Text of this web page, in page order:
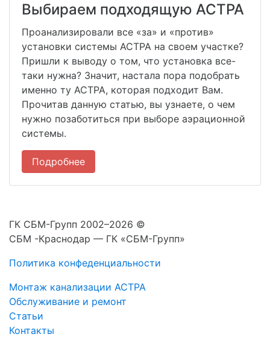
Выбираем подходящую АСТРА
Проанализировали все «за» и «против»
установки системы АСТРА на своем участке?
Пришли к выводу о том, что установка все-
таки нужна? Значит, настала пора подобрать
именно ту АСТРА, которая подходит Вам.
Прочитав данную статью, вы узнаете, о чем
нужно позаботиться при выборе аэрационной
системы.
Подробнее
ГК СБМ-Групп 2002–2026 ©
СБМ -Краснодар — ГК «СБМ-Групп»
Политика конфеденциальности
Монтаж канализации АСТРА
Обслуживание и ремонт
Статьи
Контакты